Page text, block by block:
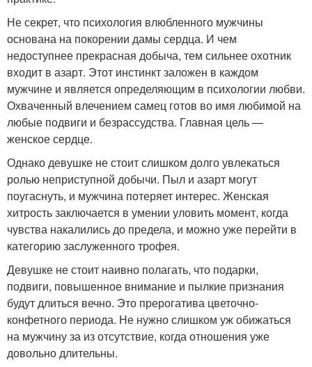
Не секрет, что психология влюбленного мужчины
основана на покорении дамы сердца. И чем
недоступнее прекрасная добыча, тем сильнее охотник
входит в азарт. Этот инстинкт заложен в каждом
мужчине и является определяющим в психологии любви.
Охваченный влечением самец готов во имя любимой на
любые подвиги и безрассудства. Главная цель —
женское сердце.
Однако девушке не стоит слишком долго увлекаться
ролью неприступной добычи. Пыл и азарт могут
поугаснуть, и мужчина потеряет интерес. Женская
хитрость заключается в умении уловить момент, когда
чувства накалились до предела, и можно уже перейти в
категорию заслуженного трофея.
Девушке не стоит наивно полагать, что подарки,
подвиги, повышенное внимание и пылкие признания
будут длиться вечно. Это прерогатива цветочно-
конфетного периода. Не нужно слишком уж обижаться
на мужчину за из отсутствие, когда отношения уже
довольно длительны.